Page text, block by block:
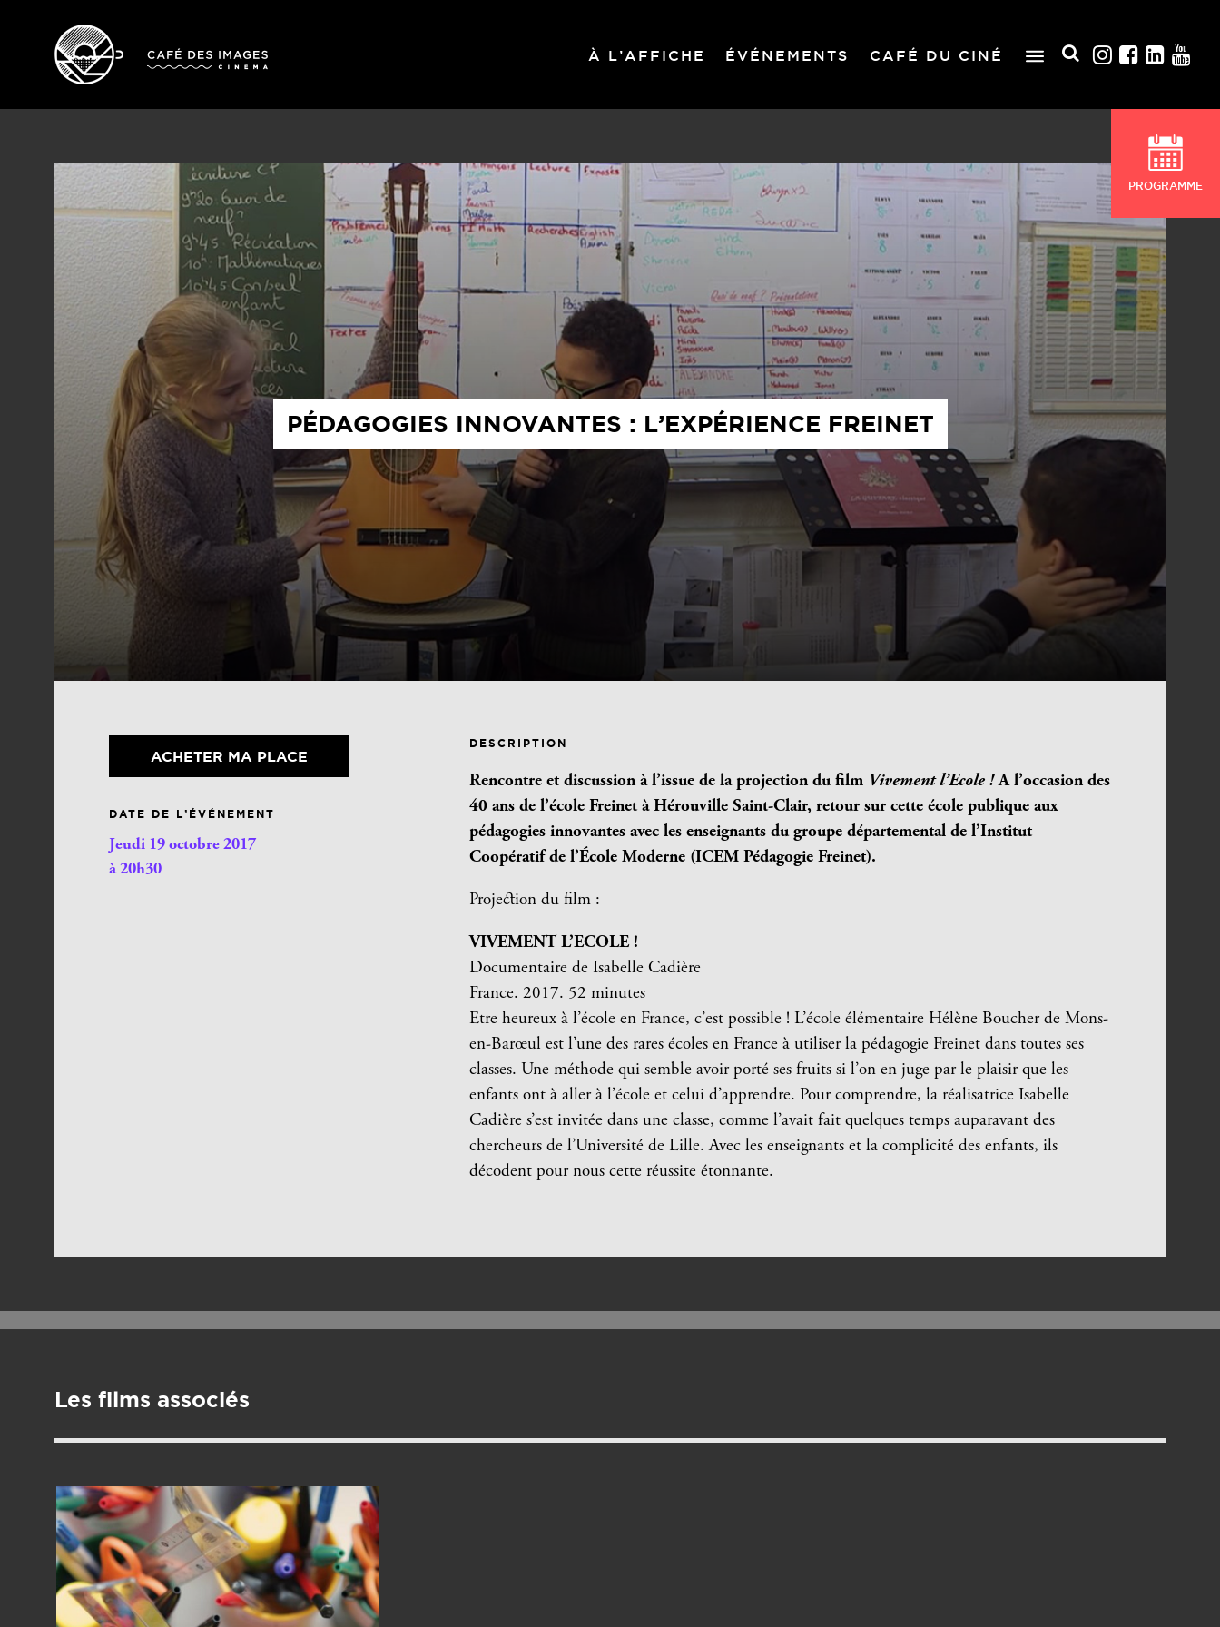
À L’AFFICHE ÉVÉNEMENTS CAFÉ DU CINÉ
PROGRAMME
PÉDAGOGIES INNOVANTES : L’EXPÉRIENCE FREINET
ACHETER MA PLACE
DATE DE L’ÉVÉNEMENT
Jeudi 19 octobre 2017
à 20h30
DESCRIPTION
Rencontre et discussion à l’issue de la projection du film Vivement l’Ecole !A l’occasion des
40 ans de l’école Freinet à Hérouville Saint-Clair, retour sur cette école publique aux
pédagogies innovantes avec les enseignants du groupe départemental de l’Institut
Coopératif de l’École Moderne (ICEM Pédagogie Freinet).
Projection du film :
VIVEMENT L’ECOLE !
Documentaire de Isabelle Cadière
France. 2017. 52 minutes
Etre heureux à l’école en France, c’est possible ! L’école élémentaire Hélène Boucher de Mons-
en-Barœul est l’une des rares écoles en France à utiliser la pédagogie Freinet dans toutes ses
classes. Une méthode qui semble avoir porté ses fruits si l’on en juge par le plaisir que les
enfants ont à aller à l’école et celui d’apprendre. Pour comprendre, la réalisatrice Isabelle
Cadière s’est invitée dans une classe, comme l’avait fait quelques temps auparavant des
chercheurs de l’Université de Lille. Avec les enseignants et la complicité des enfants, ils
décodent pour nous cette réussite étonnante.
Les films associés